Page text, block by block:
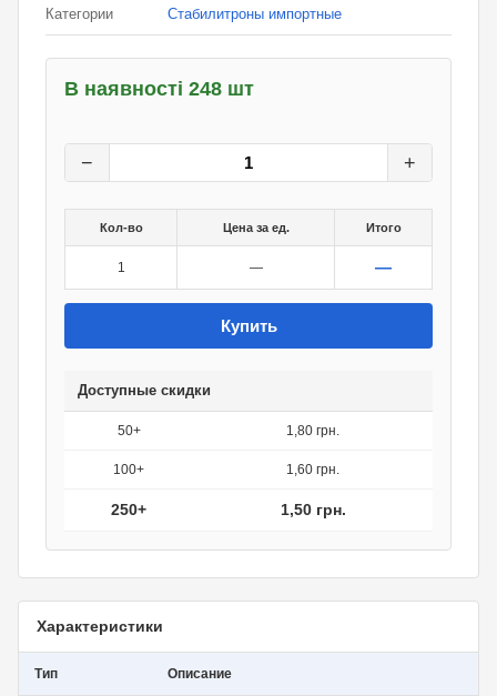
Категории Стабилитроны импортные
В наявності 248 шт
− +
Кол-во Цена за ед. Итого
1 — —
Купить
Доступные скидки
50+ 1,80 грн.
100+ 1,60 грн.
250+ 1,50 грн.
Характеристики
Тип Описание